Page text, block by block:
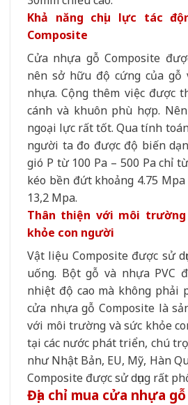
Khả năng chịu lực tác
Composite
Cửa nhựa gỗ Composite
nên sở hữu độ cứng của gỗ
nhựa. Cộng thêm việc được
cánh và khuôn phù hợp.
ngoại lực rất tốt. Qua tính toán
người ta đo được độ biến
gió P từ 100 Pa – 500 Pa chỉ
kéo bền đứt khoảng 4.75
13,2 Mpa.
Thân thiện với môi
khỏe con người
Vật liệu Composite được sử
uống. Bột gỗ và nhựa PVC
nhiệt độ cao mà không phải
cửa nhựa gỗ Composite là
với môi trường và sức khỏe
tại các nước phát triển, chú
như Nhật Bản, EU, Mỹ, Hàn
Composite được sử dụng rất
Địa chỉ mua cửa nhựa